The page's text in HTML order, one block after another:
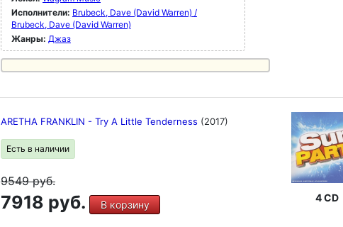
Исполнители: Brubeck, Dave (David Warren) /
Brubeck, Dave (David Warren)
Жанры: Джаз
ARETHA FRANKLIN - Try A Little Tenderness (2017)
Есть в наличии
9549руб.
7918 руб. В корзину
4 CD